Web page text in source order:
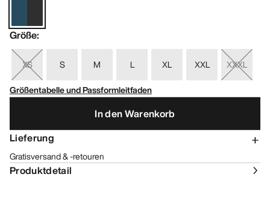
Größe:
XS S M L XL XXL
XXXL
Größentabelle und Passformleitfaden
In den Warenkorb
Lieferung
Gratisversand & -retouren
Produktdetail